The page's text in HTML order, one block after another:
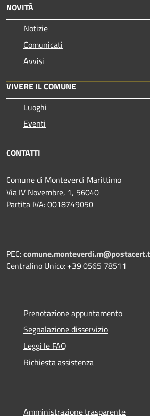
NOVITÀ
Notizie
Comunicati
Avvisi
VIVERE IL COMUNE
Luoghi
Eventi
CONTATTI
Comune di Monteverdi Marittimo
Via IV Novembre, 1, 56040
Partita IVA: 0018749050
PEC:
Centralino Unico: +39 0565 78511
Prenotazione appuntamento
Segnalazione disservizio
Leggi le FAQ
Richiesta assistenza
Amministrazione trasparente